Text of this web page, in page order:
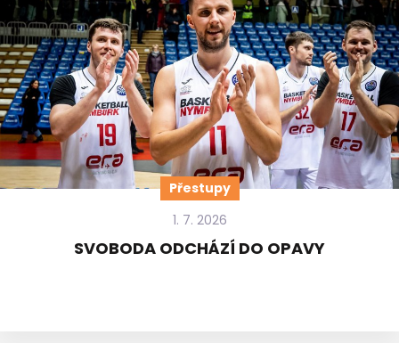
Přestupy
1. 7. 2026
SVOBODA ODCHÁZÍ DO OPAVY